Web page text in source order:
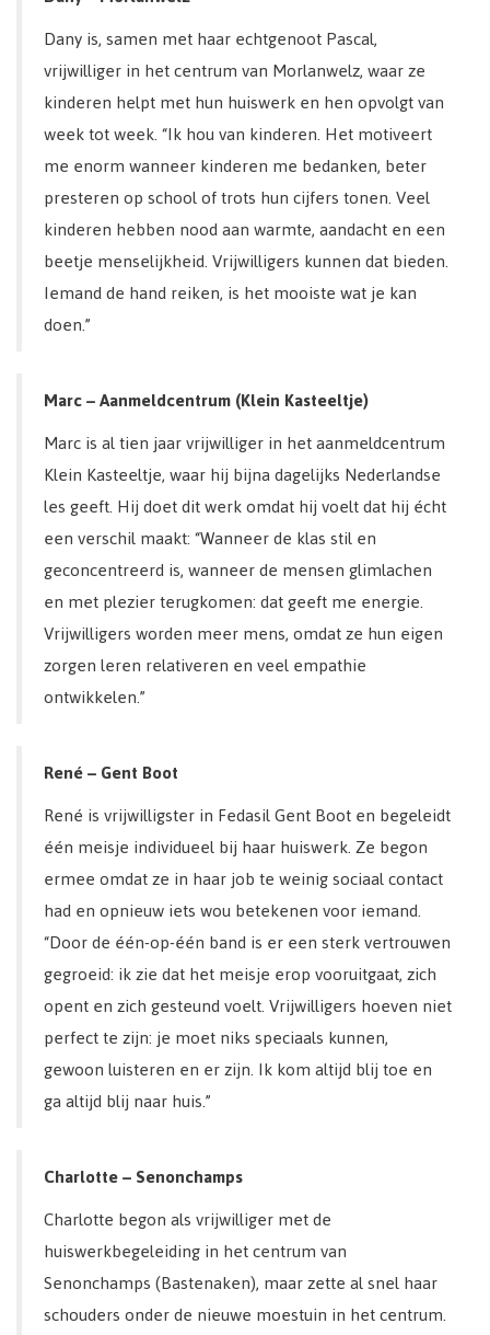
Dany is, samen met haar echtgenoot Pascal,
vrijwilliger in het centrum van Morlanwelz, waar ze
kinderen helpt met hun huiswerk en hen opvolgt van
week tot week. “Ik hou van kinderen. Het motiveert
me enorm wanneer kinderen me bedanken, beter
presteren op school of trots hun cijfers tonen. Veel
kinderen hebben nood aan warmte, aandacht en een
beetje menselijkheid. Vrijwilligers kunnen dat bieden.
Iemand de hand reiken, is het mooiste wat je kan
doen.”
Marc – Aanmeldcentrum (Klein Kasteeltje)
Marc is al tien jaar vrijwilliger in het aanmeldcentrum
Klein Kasteeltje, waar hij bijna dagelijks Nederlandse
les geeft. Hij doet dit werk omdat hij voelt dat hij écht
een verschil maakt: “Wanneer de klas stil en
geconcentreerd is, wanneer de mensen glimlachen
en met plezier terugkomen: dat geeft me energie.
Vrijwilligers worden meer mens, omdat ze hun eigen
zorgen leren relativeren en veel empathie
ontwikkelen.”
René – Gent Boot
René is vrijwilligster in Fedasil Gent Boot en begeleidt
één meisje individueel bij haar huiswerk. Ze begon
ermee omdat ze in haar job te weinig sociaal contact
had en opnieuw iets wou betekenen voor iemand.
“Door de één-op-één band is er een sterk vertrouwen
gegroeid: ik zie dat het meisje erop vooruitgaat, zich
opent en zich gesteund voelt. Vrijwilligers hoeven niet
perfect te zijn: je moet niks speciaals kunnen,
gewoon luisteren en er zijn. Ik kom altijd blij toe en
ga altijd blij naar huis.”
Charlotte – Senonchamps
Charlotte begon als vrijwilliger met de
huiswerkbegeleiding in het centrum van
Senonchamps (Bastenaken), maar zette al snel haar
schouders onder de nieuwe moestuin in het centrum.